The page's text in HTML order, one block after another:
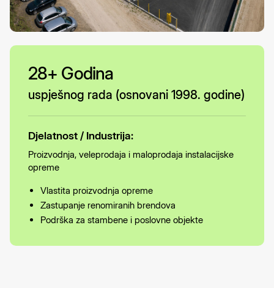
28+ Godina
uspješnog rada (osnovani 1998. godine)
Djelatnost / Industrija:
Proizvodnja, veleprodaja i maloprodaja instalacijske
opreme
Vlastita proizvodnja opreme
Zastupanje renomiranih brendova
Podrška za stambene i poslovne objekte